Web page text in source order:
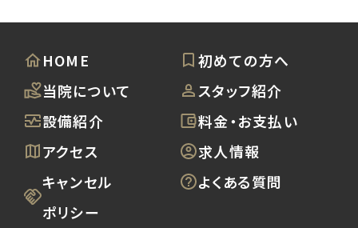
HOME
初めての方へ
当院について
スタッフ紹介
設備紹介
料金・お支払い
アクセス
求人情報
キャンセル
ポリシー
よくある質問